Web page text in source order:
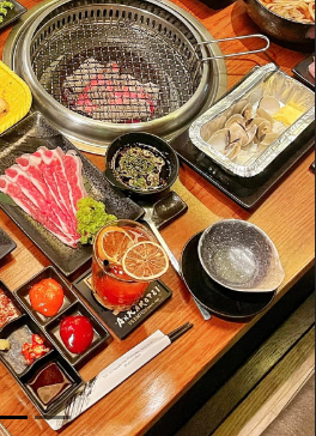
Next